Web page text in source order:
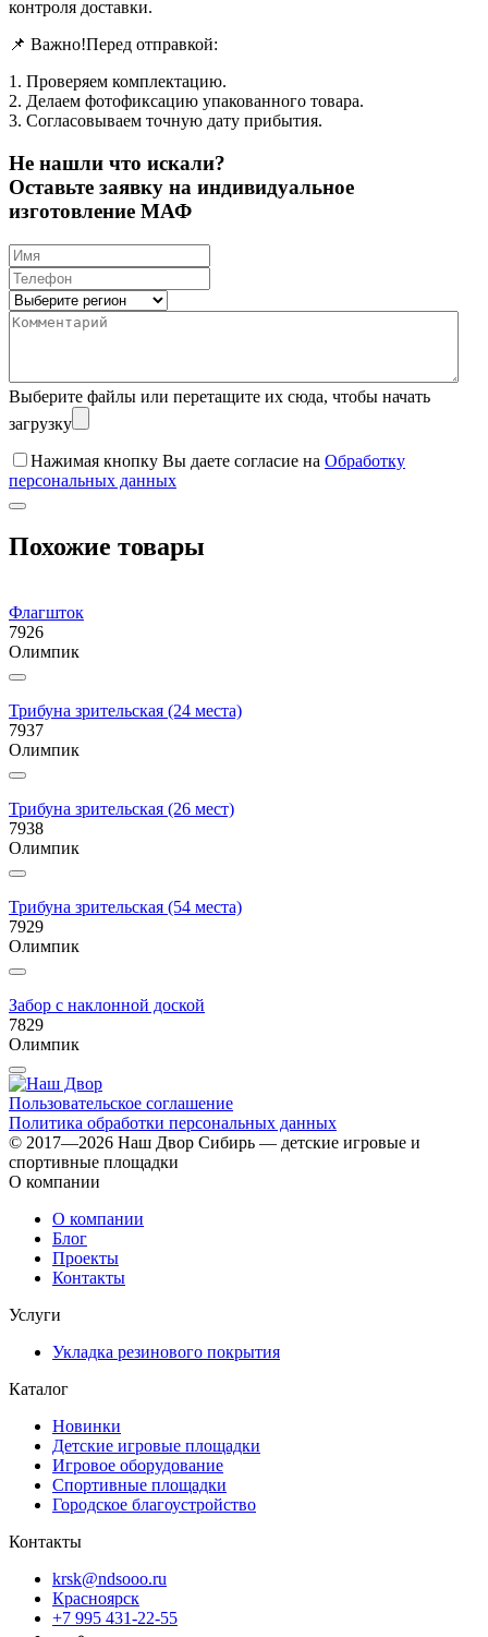
контроля доставки.
📌 Важно!Перед отправкой:
1. Проверяем комплектацию.
2. Делаем фотофиксацию упакованного товара.
3. Согласовываем точную дату прибытия.
Не нашли что искали?
Оставьте заявку на индивидуальное
изготовление МАФ
Выберите файлы или перетащите их сюда, чтобы начать
загрузку
Нажимая кнопку Вы даете согласие на Обработку
персональных данных
Похожие товары
Флагшток
7926
Олимпик
Трибуна зрительская (24 места)
7937
Олимпик
Трибуна зрительская (26 мест)
7938
Олимпик
Трибуна зрительская (54 места)
7929
Олимпик
Забор с наклонной доской
7829
Олимпик
Пользовательское соглашение
Политика обработки персональных данных
© 2017—2026 Наш Двор Сибирь — детские игровые и
спортивные площадки
О компании
О компании
Блог
Проекты
Контакты
Услуги
Укладка резинового покрытия
Каталог
Новинки
Детские игровые площадки
Игровое оборудование
Спортивные площадки
Городское благоустройство
Контакты
krsk@ndsooo.ru
Красноярск
+7 995 431-22-55